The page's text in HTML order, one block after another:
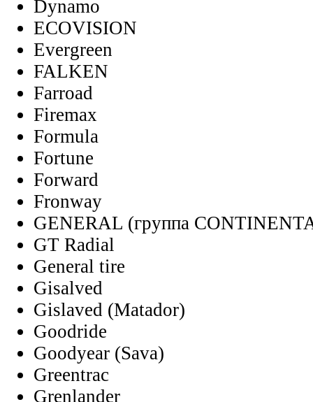
Dynamo
ECOVISION
Evergreen
FALKEN
Farroad
Firemax
Formula
Fortune
Forward
Fronway
GENERAL (группа
GT Radial
General tire
Gisalved
Gislaved (Matador)
Goodride
Goodyear (Sava)
Greentrac
Grenlander